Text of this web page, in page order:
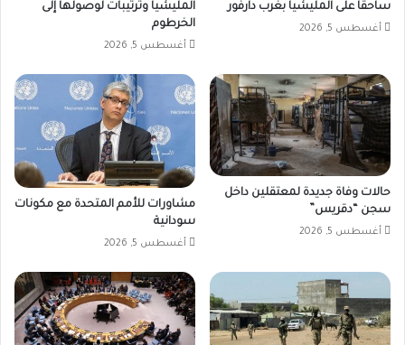
ساحقا على المليشيا بغرب دارفور
أغسطس 5, 2026
المليشيا وترتيبات لوصولها إلى
الخرطوم
أغسطس 5, 2026
حالات وفاة جديدة لمعتقلين داخل
سجن “دقريس”
أغسطس 5, 2026
مشاورات للأمم المتحدة مع مكونات
سودانية
أغسطس 5, 2026